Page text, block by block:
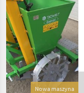
Nowa maszyna